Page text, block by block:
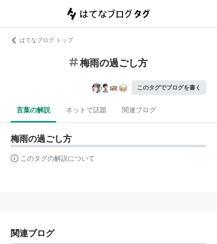
はてなブログ トップ
梅雨の過ごし方
このタグでブログを書く
言葉の解説 ネットで話題 関連ブログ
梅雨の過ごし方
このタグの解説について
関連ブログ